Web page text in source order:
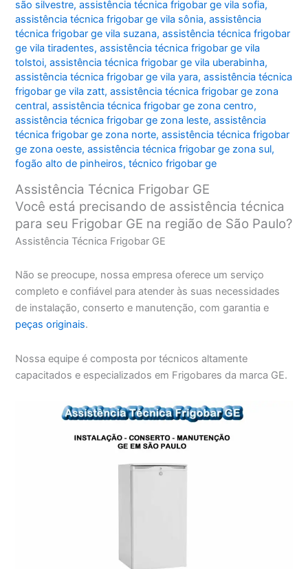
são silvestre,assistência técnica frigobar ge vila sofia,
assistência técnica frigobar ge vila sônia,assistência
técnica frigobar ge vila suzana,assistência técnica frigobar
ge vila tiradentes,assistência técnica frigobar ge vila
tolstoi,assistência técnica frigobar ge vila uberabinha,
assistência técnica frigobar ge vila yara,assistência técnica
frigobar ge vila zatt,assistência técnica frigobar ge zona
central,assistência técnica frigobar ge zona centro,
assistência técnica frigobar ge zona leste,assistência
técnica frigobar ge zona norte,assistência técnica frigobar
ge zona oeste,assistência técnica frigobar ge zona sul,
fogão alto de pinheiros,técnico frigobar ge
Assistência Técnica Frigobar GE
Você está precisando de assistência técnica
para seu Frigobar GE na região de São Paulo?
Assistência Técnica Frigobar GE
Não se preocupe, nossa empresa oferece um serviço
completo e confiável para atender às suas necessidades
de instalação, conserto e manutenção, com garantia e
peças originais.
Nossa equipe é composta por técnicos altamente
capacitados e especializados em Frigobares da marca GE.